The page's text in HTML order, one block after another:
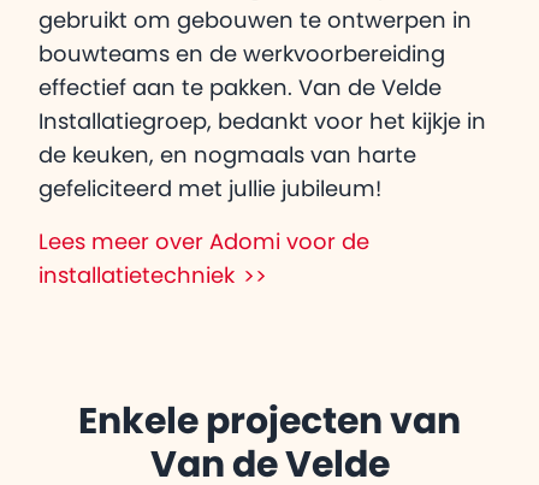
gebruikt om gebouwen te ontwerpen in
bouwteams en de werkvoorbereiding
effectief aan te pakken. Van de Velde
Installatiegroep, bedankt voor het kijkje in
de keuken, en nogmaals van harte
gefeliciteerd met jullie jubileum!
Lees meer over Adomi voor de
installatietechniek
Enkele projecten van
Van de Velde